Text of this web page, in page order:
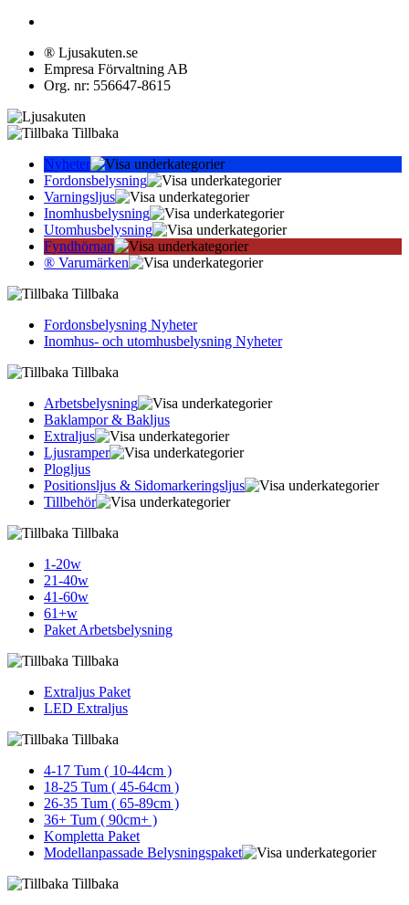
® Ljusakuten.se
Empresa Förvaltning AB
Org. nr: 556647-8615
Tillbaka
Nyheter
Fordonsbelysning
Varningsljus
Inomhusbelysning
Utomhusbelysning
Fyndhörnan
® Varumärken
Tillbaka
Fordonsbelysning Nyheter
Inomhus- och utomhusbelysning Nyheter
Tillbaka
Arbetsbelysning
Baklampor & Bakljus
Extraljus
Ljusramper
Plogljus
Positionsljus & Sidomarkerings­ljus
Tillbehör
Tillbaka
1-20w
21-40w
41-60w
61+w
Paket Arbetsbelysning
Tillbaka
Extraljus Paket
LED Extraljus
Tillbaka
4-17 Tum ( 10-44cm )
18-25 Tum ( 45-64cm )
26-35 Tum ( 65-89cm )
36+ Tum ( 90cm+ )
Kompletta Paket
Modellanpassade Belysningspaket
Tillbaka